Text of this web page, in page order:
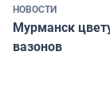
НОВОСТИ
Мурманск
вазонов